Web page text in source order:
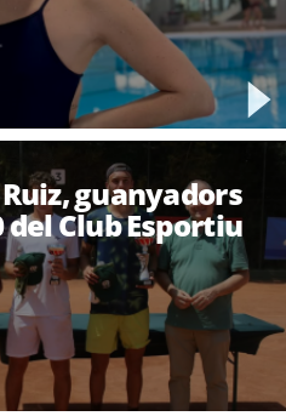
guanyadors
del Club Esportiu